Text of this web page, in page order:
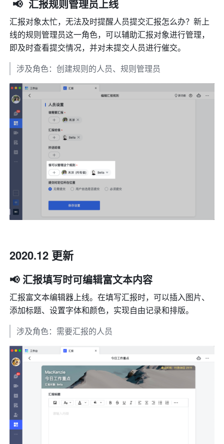
📢  汇报规则管理员上线
汇报对象太忙，无法及时提醒人员提交汇报怎么办？新上
线的规则管理员这一角色，可以辅助汇报对象进行管理，
即及时查看提交情况，并对未提交人员进行催交。
涉及角色：创建规则的人员、规则管理员
2020.12 更新
📢 汇报填写时可编辑富文本内容
汇报富文本编辑器上线。在填写汇报时，可以插入图片、
添加标题、设置字体和颜色，实现自由记录和排版。
涉及角色：需要汇报的人员